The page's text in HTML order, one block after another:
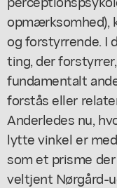
opmærksomhed),
og forstyrrende. I
ting, der
fundamentalt
forstås eller
Anderledes nu,
lytte vinkel er
som et prisme
veltjent Nørgård-